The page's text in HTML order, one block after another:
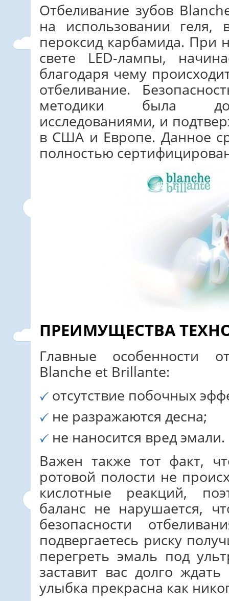
Отбеливание зубов
на использовании геля,
пероксид карбамида. При
свете LED-лампы,
благодаря чему
отбеливание.
методики была
исследованиями, и
в США и Европе. Данное
полностью
ПРЕИМУЩЕСТВА
Главные особенности
Blanche et Brillante:
отсутствие побочных
не разражаются десна;
не наносится вред эмали.
Важен также тот факт,
ротовой полости не
кислотные реакций,
баланс не нарушается,
безопасности
подвергаетесь риску
перегреть эмаль под
заставит вас долго
улыбка прекрасна как